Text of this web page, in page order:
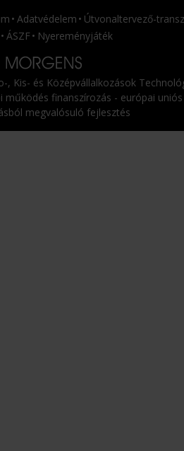
Adatvédelem
Útvonaltervező-
ÁSZF Nyereményjáték
, Kis- és Középvállalkozások
működés finanszírozás - európai uniós
megvalósuló fejlesztés